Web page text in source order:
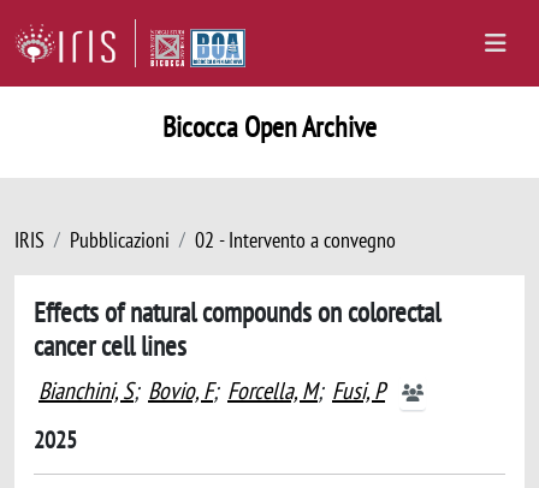
Bicocca Open Archive
IRIS Pubblicazioni 02 - Intervento a convegno
Effects of natural compounds on colorectal
cancer cell lines
Bianchini, S; Bovio, F; Forcella, M; Fusi, P
2025